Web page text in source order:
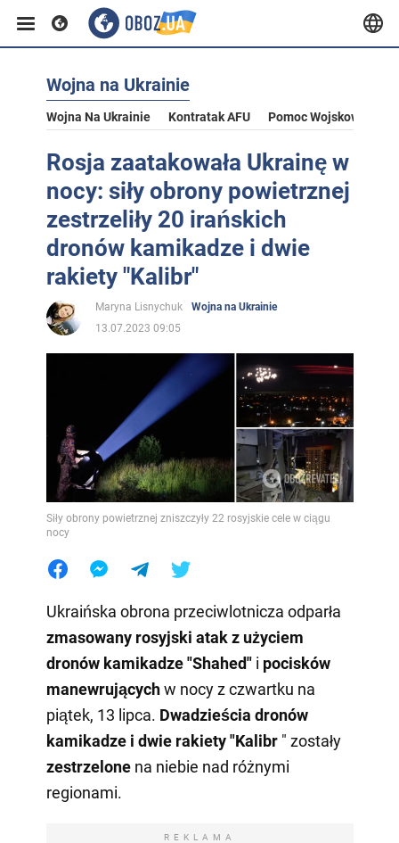
Wojna na Ukrainie
Wojna Na Ukrainie Kontratak AFU Pomoc Wojskowa Dla
Rosja zaatakowała Ukrainę w
nocy: siły obrony powietrznej
zestrzeliły 20 irańskich
dronów kamikadze i dwie
rakiety "Kalibr"
Maryna Lisnychuk
Wojna na Ukrainie
13.07.2023 09:05
Siły obrony powietrznej zniszczyły 22 rosyjskie cele w ciągu
nocy
Ukraińska obrona przeciwlotnicza odparła
zmasowany rosyjski atak z użyciem
dronów kamikadze "Shahed"i pocisków
manewrującychw nocy z czwartku na
piątek, 13 lipca. Dwadzieścia dronów
kamikadze i dwie rakiety "Kalibr" zostały
zestrzelonena niebie nad różnymi
regionami.
REKLAMA